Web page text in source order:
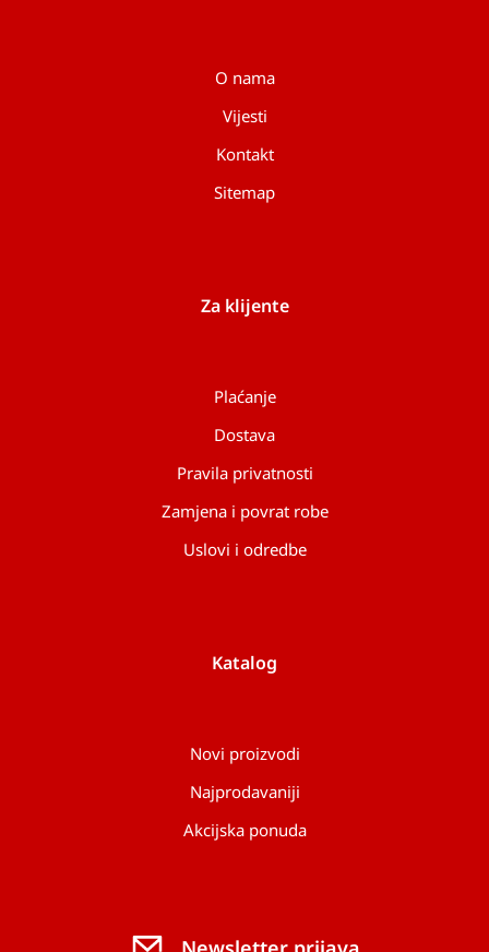
O nama
Vijesti
Kontakt
Sitemap
Za klijente
Plaćanje
Dostava
Pravila privatnosti
Zamjena i povrat robe
Uslovi i odredbe
Katalog
Novi proizvodi
Najprodavaniji
Akcijska ponuda